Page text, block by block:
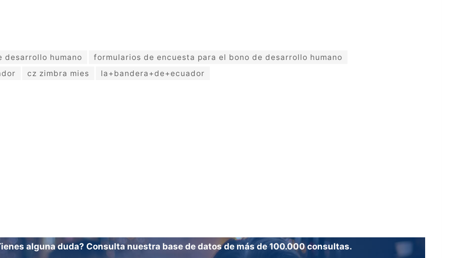
desarrollo humano
formularios de encuesta para el bono de desarrollo humano
cz zimbra mies la+bandera+de+ecuador
alguna duda? Consulta nuestra base de datos de más de 100.000 consultas.